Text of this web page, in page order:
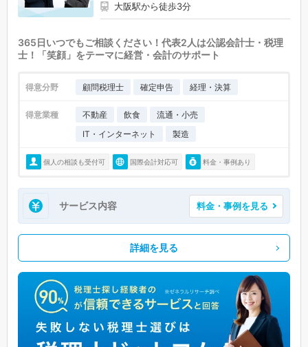
大阪駅から徒歩3分
365日いつでもご相談ください！代表2人は公認会計士・税理
士！「笑顔」をテーマに経営・会計のサポート
得意分野 顧問税理士 確定申告 経理・決算
得意業種 不動産 飲食
流通・小売
IT・インターネット
製造
個人の相談も受付可 国際会計対応可 料金・事例あり
サービス内容 料金・事例を見る
詳細を見る